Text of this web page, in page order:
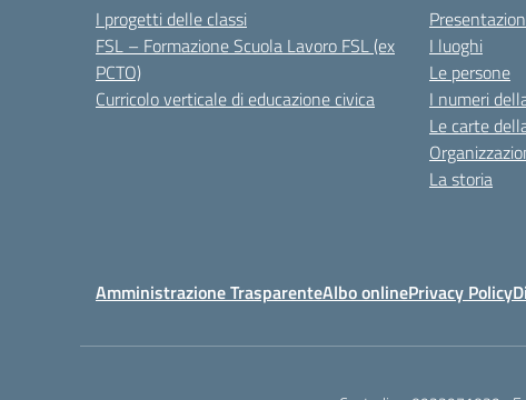
I progetti delle classi
FSL – Formazione Scuola Lavoro FSL (ex
PCTO)
Curricolo verticale di educazione civica
I luoghi
Le persone
I numeri
Le carte
La storia
Amministrazione TrasparenteAlbo onlinePrivacy Policy